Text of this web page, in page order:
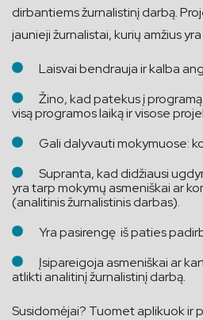
dirbantiems žurnalistinį darbą.
jaunieji žurnalistai, kurių amžius
Laisvai bendrauja ir kalba
Žino, kad patekus į
visą programos laiką ir visose
Gali dalyvauti mokymuose:
Supranta, kad didžiausi
yra tarp mokymų asmeniškai ar
(analitinis žurnalistinis darbas).
Yra pasirengę iš paties
Įsipareigoja asmeniškai ar
atlikti analitinį žurnalistinį darbą.
Susidomėjai? Tuomet aplikuok ir